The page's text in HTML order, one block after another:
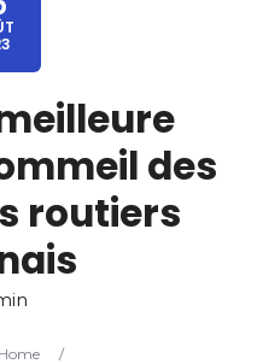
des
routiers
Home
/